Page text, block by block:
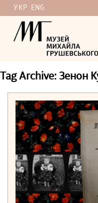
УКР ENG
Tag Archive: Зенон